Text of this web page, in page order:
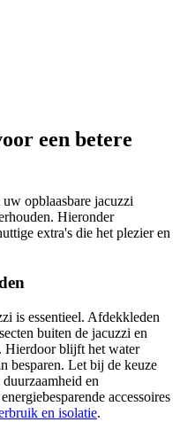
een betere
opblaasbare jacuzzi
Hieronder
extra's die het plezier en
is essentieel. Afdekkleden
buiten de jacuzzi en
Hierdoor blijft het water
besparen. Let bij de keuze
en
accessoires
en isolatie.